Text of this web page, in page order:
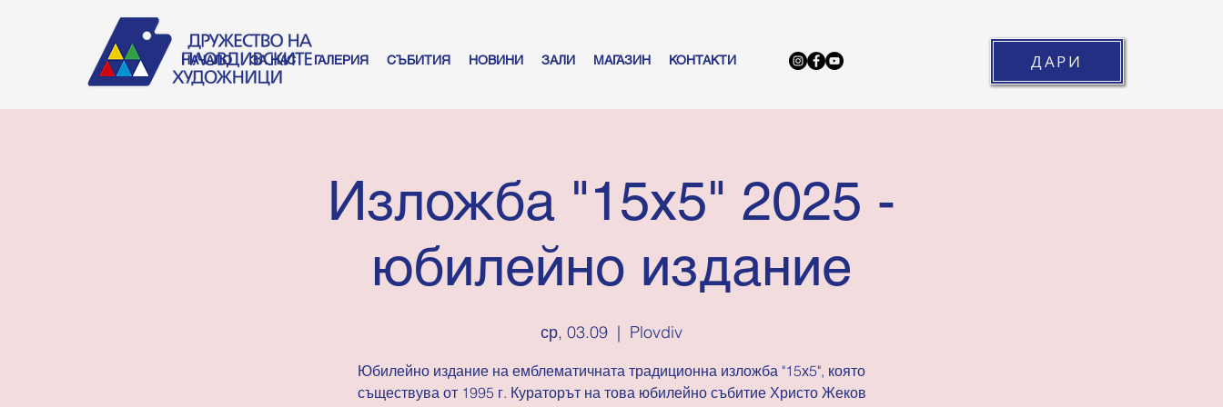
НАЧАЛО ЗА НАС ГАЛЕРИЯ СЪБИТИЯ НОВИНИ ЗАЛИ МАГАЗИН КОНТАКТИ ДАРИ
Изложба "15х5" 2025 -
юбилейно издание
ср, 03.09
  |
Plovdiv
Юбилейно издание на емблематичната традиционна изложба "15х5", която
съществува от 1995 г. Кураторът на това юбилейно събитие Христо Жеков